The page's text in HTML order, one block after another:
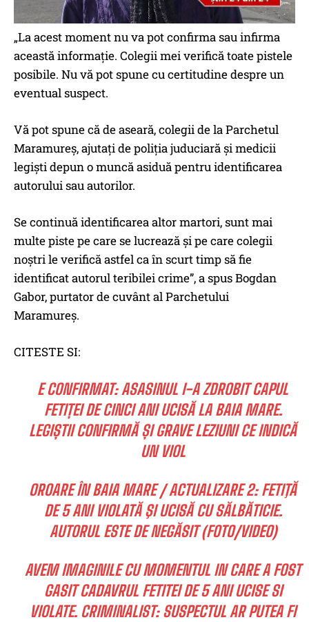
„La acest moment nu va pot confirma sau infirma
această informaţie. Colegii mei verifică toate pistele
posibile. Nu vă pot spune cu certitudine despre un
eventual suspect.
Vă pot spune că de aseară, colegii de la Parchetul
Maramureş, ajutaţi de poliţia juduciară şi medicii
legişti depun o muncă asiduă pentru identificarea
autorului sau autorilor.
Se continuă identificarea altor martori, sunt mai
multe piste pe care se lucrează şi pe care colegii
noştri le verifică astfel ca în scurt timp să fie
identificat autorul teribilei crime”, a spus Bogdan
Gabor, purtator de cuvânt al Parchetului
Maramureş.
CITESTE SI:
E CONFIRMAT: ASASINUL I-A ZDROBIT CAPUL
FETIȚEI DE CINCI ANI UCISĂ LA BAIA MARE.
LEGIȘTII CONFIRMĂ ȘI GRAVE LEZIUNI CE INDICĂ
UN VIOL
OROARE ÎN BAIA MARE / ACTUALIZARE 2: FETIŢĂ
DE 5 ANI VIOLATĂ ŞI UCISĂ CU SĂLBĂTICIE.
AUTORUL ESTE DE NEGĂSIT (FOTO/VIDEO)
AVEM IMAGINILE CU MOMENTUL IN CARE A FOST
GASIT CADAVRUL FETITEI DE 5 ANI UCISE SI
VIOLATE. CRIMINALIST: SUSPECTUL AR PUTEA FI